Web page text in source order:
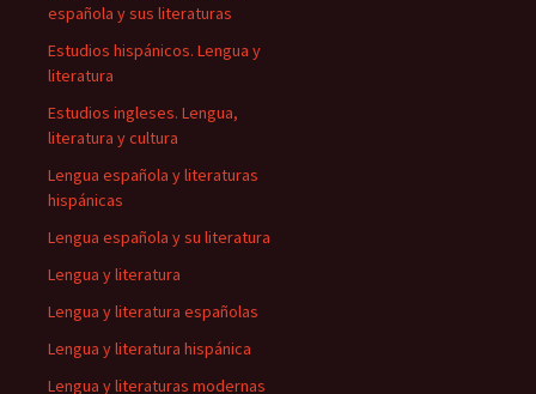
española y sus literaturas
Estudios hispánicos. Lengua y
literatura
Estudios ingleses. Lengua,
literatura y cultura
Lengua española y literaturas
hispánicas
Lengua española y su literatura
Lengua y literatura
Lengua y literatura españolas
Lengua y literatura hispánica
Lengua y literaturas modernas